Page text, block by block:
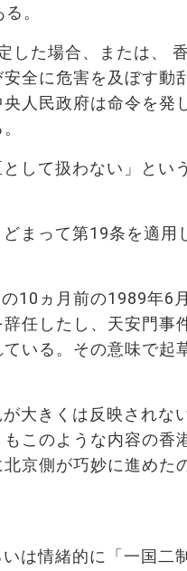
。
た場合、または、
全に危害を及ぼす動
人民政府は命令を発
して扱わない」とい
まって第19条を適用
10ヵ月前の1989年6
任したし、天安門事
いる。その意味で起
大きくは反映されな
このような内容の香
京側が巧妙に進めた
は情緒的に「一国二